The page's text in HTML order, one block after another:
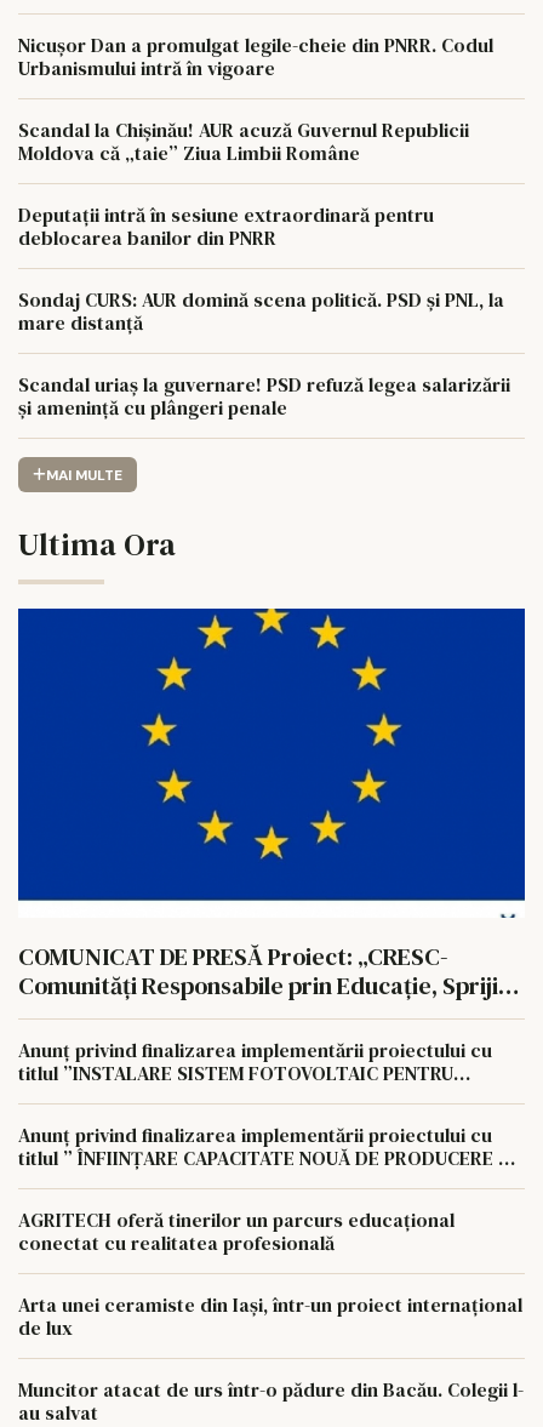
Nicușor Dan a promulgat legile-cheie din PNRR. Codul
Urbanismului intră în vigoare
Scandal la Chișinău! AUR acuză Guvernul Republicii
Moldova că „taie” Ziua Limbii Române
Deputații intră în sesiune extraordinară pentru
deblocarea banilor din PNRR
Sondaj CURS: AUR domină scena politică. PSD și PNL, la
mare distanță
Scandal uriaș la guvernare! PSD refuză legea salarizării
și amenință cu plângeri penale
MAI MULTE
Ultima Ora
COMUNICAT DE PRESĂ Proiect: „CRESC-
Comunități Responsabile prin Educație, Sprijin
și Consiliere” Cod SMIS: 350657
Anunț privind finalizarea implementării proiectului cu
titlul ”INSTALARE SISTEM FOTOVOLTAIC PENTRU
Anunț privind finalizarea implementării proiectului cu
titlul ” ÎNFIINȚARE CAPACITATE NOUĂ DE PRODUCERE A
AGRITECH oferă tinerilor un parcurs educațional
conectat cu realitatea profesională
Arta unei ceramiste din Iași, într-un proiect internațional
de lux
Muncitor atacat de urs într-o pădure din Bacău. Colegii l-
au salvat